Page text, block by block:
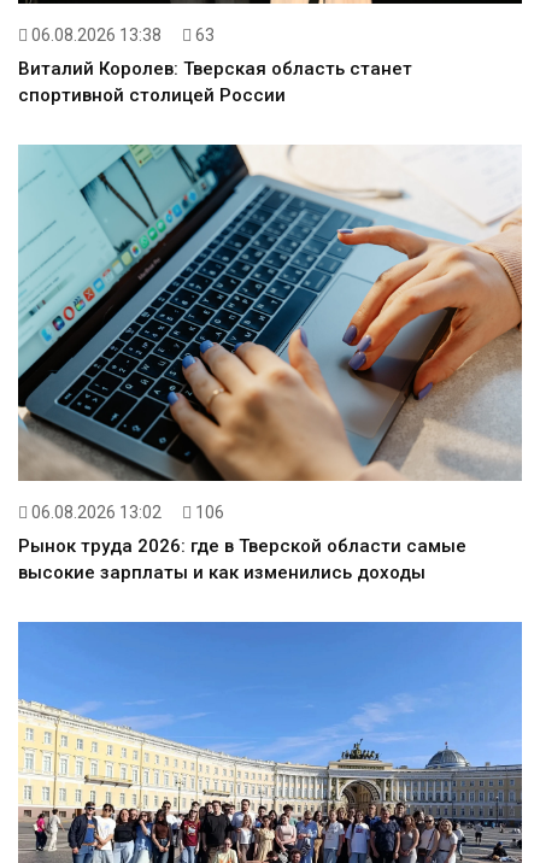
06.08.2026 13:38 63
Виталий Королев: Тверская область станет
спортивной столицей России
06.08.2026 13:02 106
Рынок труда 2026: где в Тверской области самые
высокие зарплаты и как изменились доходы